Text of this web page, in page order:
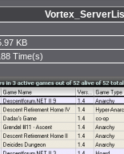
KB
Time(s)